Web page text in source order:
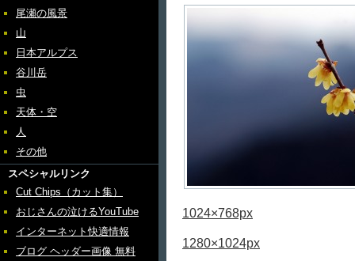
尾瀬の風景
山
日本アルプス
谷川岳
虫
天体・空
人
その他
スペシャルリンク
Cut Chips（カット集）
おじさんの泣けるYouTube
インターネット快適情報
ブログ ヘッダー画像 無料
1024×768px
1280×1024px